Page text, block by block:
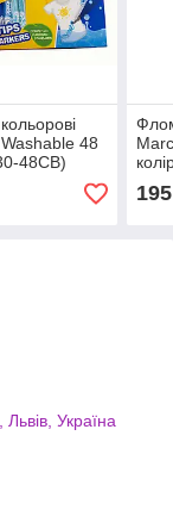
48
48CB)
Україна